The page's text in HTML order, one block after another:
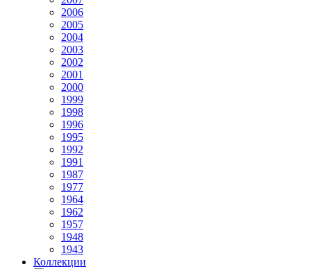
2006
2005
2004
2003
2002
2001
2000
1999
1998
1996
1995
1992
1991
1987
1977
1964
1962
1957
1948
1943
Коллекции